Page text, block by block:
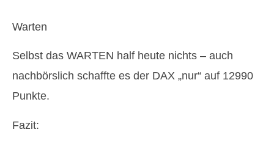
Warten
Selbst das WARTEN half heute nichts – auch
nachbörslich schaffte es der DAX „nur“ auf 12990
Punkte.
Fazit: